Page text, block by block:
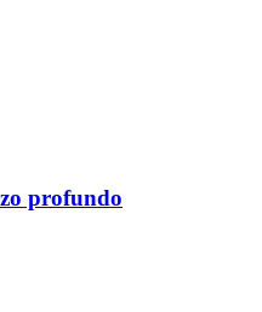
profundo